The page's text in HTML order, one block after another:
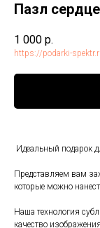
Пазл сердце
1 000 р.
https://podarki-
Идеальный подарок
Представляем вам
которые можно
Наша технология
качество